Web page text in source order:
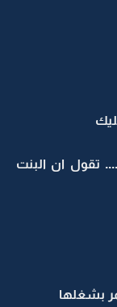
تقول ان البنت
بشغلها